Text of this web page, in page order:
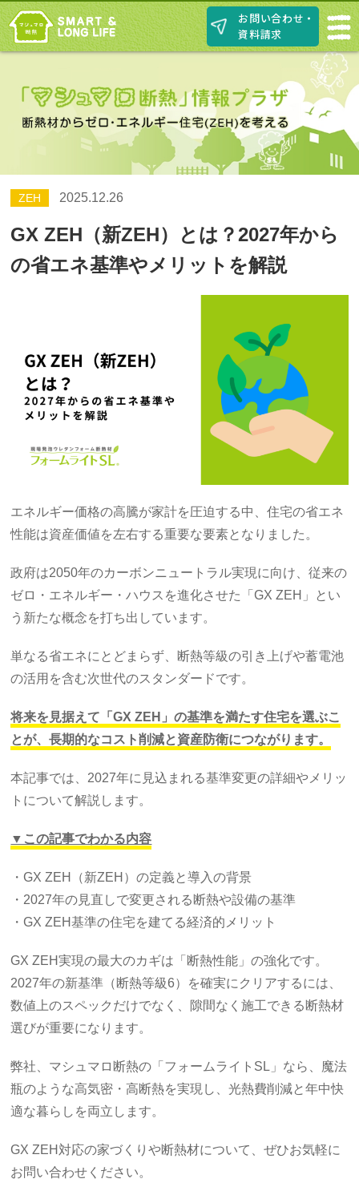
お問い合わせ・
資料請求
ZEH 2025.12.26
GX ZEH（新ZEH）とは？2027年から
の省エネ基準やメリットを解説
エネルギー価格の高騰が家計を圧迫する中、住宅の省エネ
性能は資産価値を左右する重要な要素となりました。
政府は2050年のカーボンニュートラル実現に向け、従来の
ゼロ・エネルギー・ハウスを進化させた「GX ZEH」とい
う新たな概念を打ち出しています。
単なる省エネにとどまらず、断熱等級の引き上げや蓄電池
の活用を含む次世代のスタンダードです。
将来を見据えて「GX ZEH」の基準を満たす住宅を選ぶこ
とが、長期的なコスト削減と資産防衛につながります。
本記事では、2027年に見込まれる基準変更の詳細やメリッ
トについて解説します。
▼この記事でわかる内容
・GX ZEH（新ZEH）の定義と導入の背景
・2027年の見直しで変更される断熱や設備の基準
・GX ZEH基準の住宅を建てる経済的メリット
GX ZEH実現の最大のカギは「断熱性能」の強化です。
2027年の新基準（断熱等級6）を確実にクリアするには、
数値上のスペックだけでなく、隙間なく施工できる断熱材
選びが重要になります。
弊社、マシュマロ断熱の「フォームライトSL」なら、魔法
瓶のような高気密・高断熱を実現し、光熱費削減と年中快
適な暮らしを両立します。
GX ZEH対応の家づくりや断熱材について、ぜひお気軽に
お問い合わせください。